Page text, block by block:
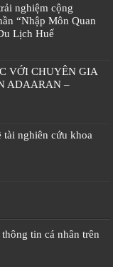
nghiệm cộng
“Nhập Môn Quan
Lịch Huế
VỚI CHUYÊN GIA
ADAARAN –
nghiên cứu khoa
tin cá nhân trên